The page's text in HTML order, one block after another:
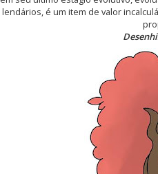
lendários, é um item de valor